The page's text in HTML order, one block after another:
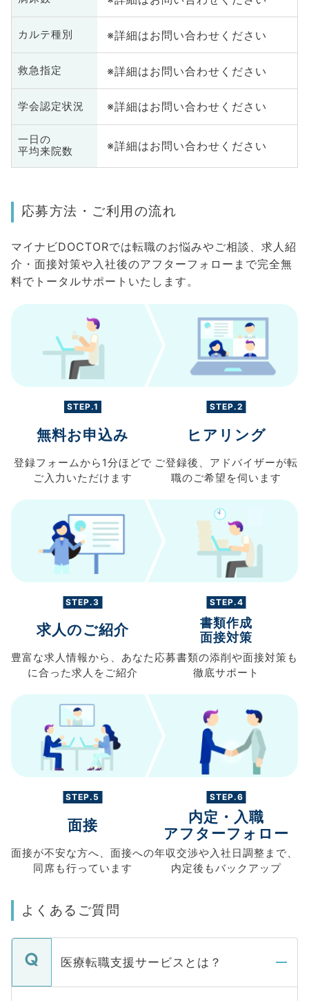
カルテ種別 ※詳細はお問い合わせください
救急指定 ※詳細はお問い合わせください
学会認定状況 ※詳細はお問い合わせください
一日の
平均来院数
※詳細はお問い合わせください
応募方法・ご利用の流れ
マイナビDOCTORでは転職のお悩みやご相談、求人紹
介・面接対策や入社後のアフターフォローまで完全無
料でトータルサポートいたします。
STEP.1
無料お申込み
登録フォームから 1分ほどで
ご入力 いただけます
STEP.2
ヒアリング
ご登録後、 アドバイザーが転
職のご希望を伺います
STEP.3
求人のご紹介
豊富な求人情報から、 あなた
に合った求人を ご紹介
STEP.4
書類作成
面接対策
応募書類の添削や面接対策も
徹底サポート
STEP.5
面接
面接が不安な方へ、 面接への
同席も行っています
STEP.6
内定・入職
アフターフォロー
年収交渉や入社日調整まで、
内定後もバックアップ
よくあるご質問
医療転職支援サービスとは？